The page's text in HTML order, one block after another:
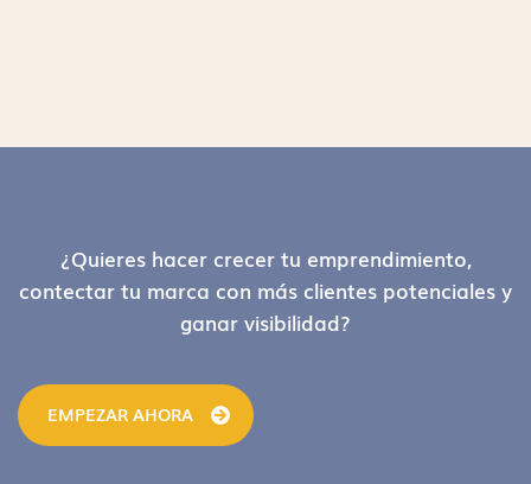
Footer¿Quieres hacer crecer tu emprendimiento,
contectar tu marca con más clientes potenciales y
ganar visibilidad?
EMPEZAR AHORA